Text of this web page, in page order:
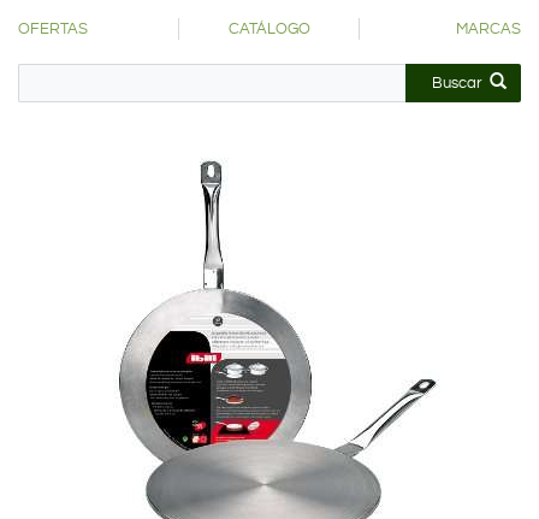
OFERTAS CATÁLOGO MARCAS
Buscar